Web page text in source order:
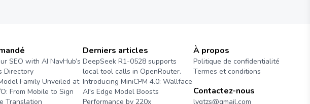
SEO with AI NavHub’s
Directory
Family Unveiled at
From Mobile to Sign
Translation
Derniers articles
DeepSeek R1-0528 supports
local tool calls in OpenRouter.
Introducing MiniCPM 4.0: Wallface
AI's Edge Model Boosts
Performance by 220x
À propos
Politique de confidentialité
Termes et conditions
Contactez-nous
lyqtzs@gmail.com